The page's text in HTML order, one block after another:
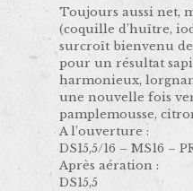
Toujours aussi net,
(coquille d’huître,
surcroît bienvenu
pour un résultat
harmonieux,
une nouvelle fois
pamplemousse,
A l’ouverture :
DS15,5/16 – MS16 –
Après aération :
DS15,5